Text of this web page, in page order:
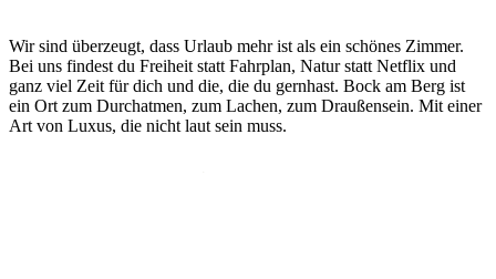
Wir sind überzeugt, dass Urlaub mehr ist als ein schönes Zimmer.
Bei uns findest du Freiheit statt Fahrplan, Natur statt Netflix und
ganz viel Zeit für dich und die, die du gernhast. Bock am Berg ist
ein Ort zum Durchatmen, zum Lachen, zum Draußensein. Mit einer
Art von Luxus, die nicht laut sein muss.